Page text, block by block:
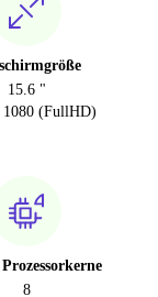
15.6 "
1080 (FullHD)
8